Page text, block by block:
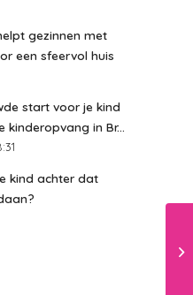
gezinnen met
een sfeervol huis
start voor je kind
kinderopvang in Br...
kind achter dat